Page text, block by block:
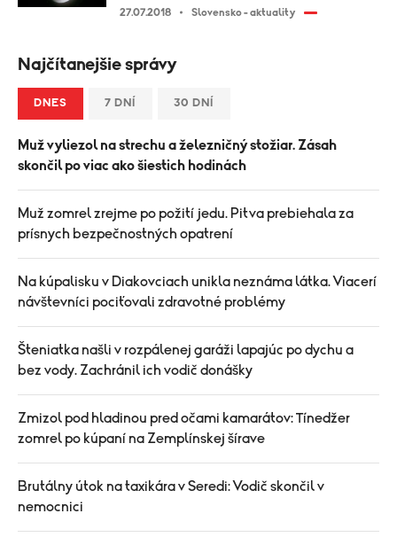
27.07.2018 Slovensko - aktuality
Najčítanejšie správy
DNES 7 DNÍ 30 DNÍ
Muž vyliezol na strechu a železničný stožiar. Zásah
skončil po viac ako šiestich hodinách
Muž zomrel zrejme po požití jedu. Pitva prebiehala za
prísnych bezpečnostných opatrení
Na kúpalisku v Diakovciach unikla neznáma látka. Viacerí
návštevníci pociťovali zdravotné problémy
Šteniatka našli v rozpálenej garáži lapajúc po dychu a
bez vody. Zachránil ich vodič donášky
Zmizol pod hladinou pred očami kamarátov: Tínedžer
zomrel po kúpaní na Zemplínskej šírave
Brutálny útok na taxikára v Seredi: Vodič skončil v
nemocnici